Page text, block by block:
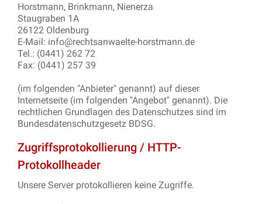
Horstmann, Brinkmann, Nienerza
Staugraben 1A
26122 Oldenburg
E-Mail: info@rechtsanwaelte-horstmann.de
Tel.: (0441) 262 72
Fax: (0441) 257 39
(im folgenden "Anbieter" genannt) auf dieser
Internetseite (im folgenden "Angebot" genannt). Die
rechtlichen Grundlagen des Datenschutzes sind im
Bundesdatenschutzgesetz BDSG.
Zugriffsprotokollierung / HTTP-
Protokollheader
Unsere Server protokollieren keine Zugriffe.